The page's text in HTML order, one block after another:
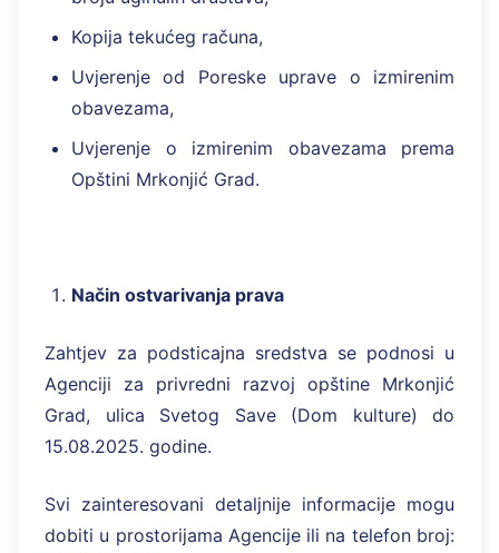
Kopija tekućeg računa,
Uvjerenje od Poreske uprave o izmirenim
obavezama,
Uvjerenje o izmirenim obavezama prema
Opštini Mrkonjić Grad.
Način ostvarivanja prava
Zahtjev za podsticajna sredstva se podnosi u
Agenciji za privredni razvoj opštine Mrkonjić
Grad, ulica Svetog Save (Dom kulture) do
15.08.2025. godine.
Svi zainteresovani detaljnije informacije mogu
dobiti u prostorijama Agencije ili na telefon broj: